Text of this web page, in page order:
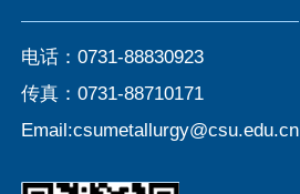
电话：0731-88830923
传真：0731-88710171
Email:csumetallurgy@csu.edu.cn